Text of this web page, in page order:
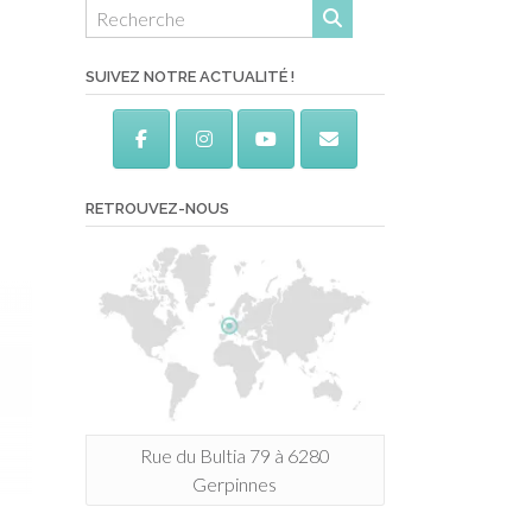
SUIVEZ NOTRE ACTUALITÉ !
RETROUVEZ-NOUS
Rue du Bultia 79 à 6280
Gerpinnes